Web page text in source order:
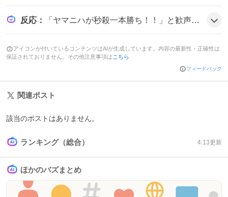
反応 ： 「ヤマニハが秒殺一本勝ち！！」と歓声が上がり、「最高！」と喜ぶ声が多数。「流石です」と感嘆するコメントもあり、全体的に驚きと称賛が混ざった雰囲気だ。
アイコンが付いているコンテンツはAIが生成しています。内容の最新性・正確性は
保証されておりません。その他注意事項は こちら
フィードバック
関連ポスト
該当のポストはありません。
ランキング（総合） 4:13更新
ほかのバズまとめ